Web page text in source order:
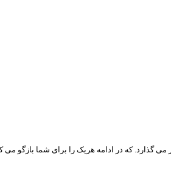
گذارد. که در ادامه هریک را برای شما بازگو می